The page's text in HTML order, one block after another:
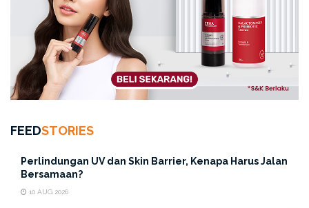
FEEDSTORIES
Perlindungan UV dan Skin Barrier, Kenapa Harus Jalan
Bersamaan?
10 AUG 2026